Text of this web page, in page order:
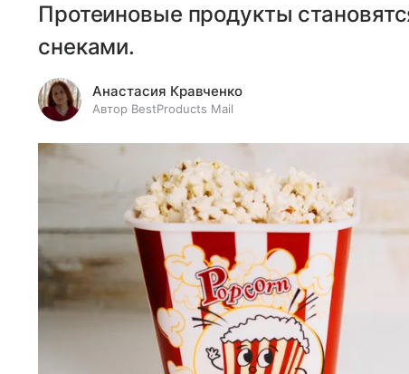
Протеиновые продукты
снеками.
Анастасия Кравченко
Автор BestProducts Mail